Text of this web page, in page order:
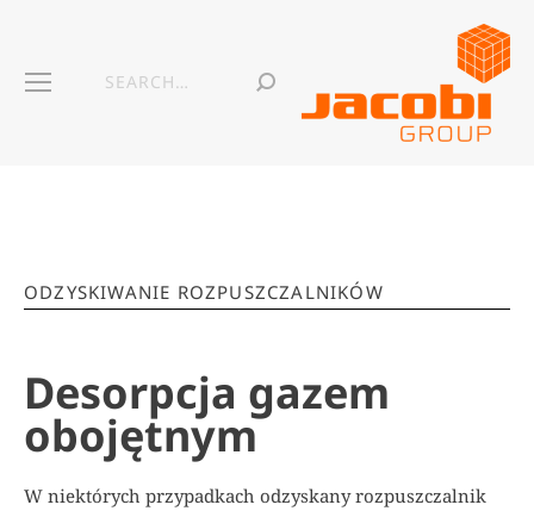
ODZYSKIWANIE ROZPUSZCZALNIKÓW
Desorpcja gazem
obojętnym
W niektórych przypadkach odzyskany rozpuszczalnik